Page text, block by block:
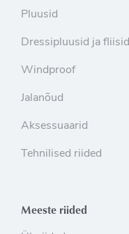
Pluusid
Dressipluusid ja fliisid
Windproof
Jalanõud
Aksessuaarid
Tehnilised riided
Meeste riided